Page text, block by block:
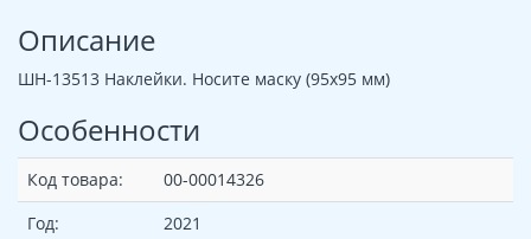
Описание
ШН-13513 Наклейки. Носите маску (95х95 мм)
Особенности
Код товара:
00-00014326
Год:
2021